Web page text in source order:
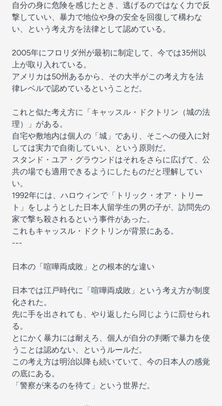
自分の身に危険を感じたとき、逃げるのではなく力で反
撃していい、暴力で地位や身の安全を回復して構わな
い、という考え方を法律として認めている。
2005年にフロリダ州が最初に制定して、今では35州以
上が取り入れている。
アメリカは50州あるから、その大半がこの考え方を法
律レベルで認めているということだ。
これと似た考え方に「キャッスル・ドクトリン（城の法
理）」がある。
自宅や敷地内は個人の「城」であり、そこへの侵入に対
しては実力で自衛していい、という原則だ。
スタンド・ユア・グラウンドはそれをさらに広げて、公
共の場でも適用できるようにしたものだと理解してい
い。
1992年には、ハロウィンで「トリック・オア・トリー
ト」をしようとした日本人留学生の男の子が、訪問先の
家で撃ち殺されるという事件があった。
これもキャッスル・ドクトリンが背景にある。
---
日本の「喧嘩両成敗」との根本的な違い
日本では江戸時代に「喧嘩両成敗」という考え方が制度
化された。
先に手を出されても、やり返したら同じように罰せられ
る。
とにかく暴力には耐えろ、個人が自分の判断で暴力を使
うことは認めない、というルールだ。
この考え方は明治以降も続いていて、今の日本人の感覚
の底にある。
「警察が来るのを待て」という世界だ。